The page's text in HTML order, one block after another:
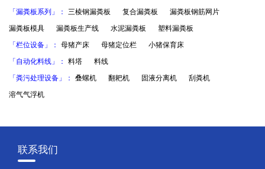
「漏粪板系列」：
三棱钢漏粪板 复合漏粪板
漏粪板钢筋网片
漏粪板模具
漏粪板生产线 水泥漏粪板
塑料漏粪板
「栏位设备」：
母猪产床 母猪定位栏
小猪保育床
「自动化料线」：
料塔
料线
「粪污处理设备」：
叠螺机 翻耙机 固液分离机
刮粪机
溶气气浮机
联系我们